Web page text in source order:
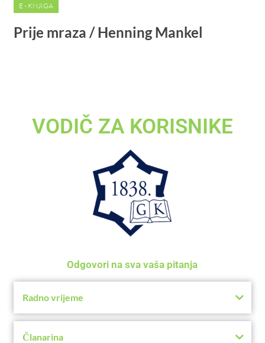
E - KNJIGA
Prije mraza / Henning Mankel
VODIČ ZA KORISNIKE
Odgovori na sva vaša pitanja
Radno vrijeme
Članarina